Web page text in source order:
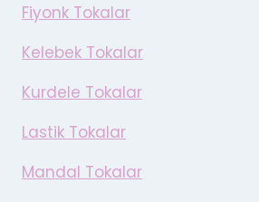
Fiyonk Tokalar
Kelebek Tokalar
Kurdele Tokalar
Lastik Tokalar
Mandal Tokalar